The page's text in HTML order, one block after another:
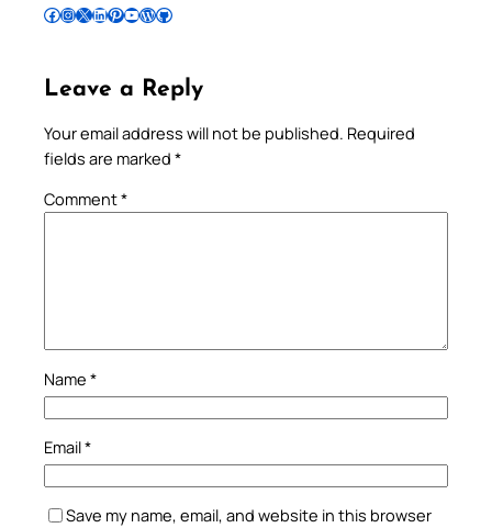
Follow Pradeep on Facebook Follow Pradeep on InstagramFollow Pradeep on X Follow Pradeep on LinkedIn Follow Pradeep on Pinterest Subscribe to Pradeep’s Youtube Channel Follow Pradeep on WordPress Follow Pradeep on GitHub
Leave a Reply
Your email address will not be published. Required
fields are marked *
Comment*
Name *
Email*
Save my name, email, and website in this browser